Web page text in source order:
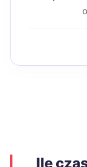
Ile